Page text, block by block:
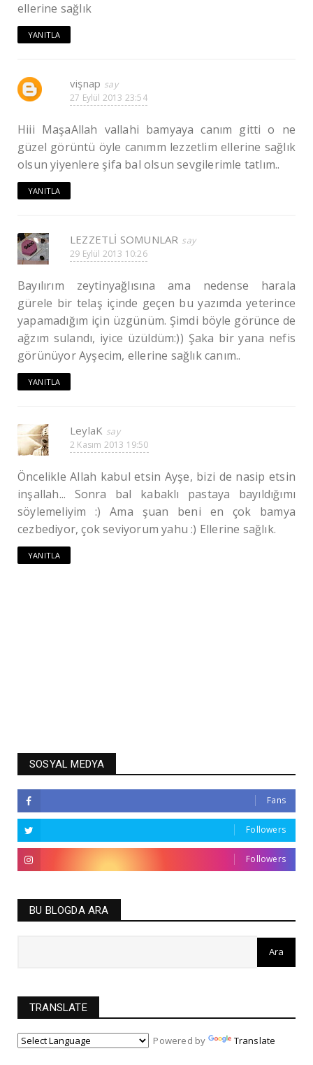
ellerine sağlık
YANITLA
vişnap
27 Eylül 2013 23:54
Hiii MaşaAllah vallahi bamyaya canım gitti o ne
güzel görüntü öyle canımm lezzetlim ellerine sağlık
olsun yiyenlere şifa bal olsun sevgilerimle tatlım..
YANITLA
LEZZETLİ SOMUNLAR
29 Eylül 2013 10:26
Bayılırım zeytinyağlısına ama nedense harala
gürele bir telaş içinde geçen bu yazımda yeterince
yapamadığım için üzgünüm. Şimdi böyle görünce de
ağzım sulandı, iyice üzüldüm:)) Şaka bir yana nefis
görünüyor Ayşecim, ellerine sağlık canım..
YANITLA
LeylaK
2 Kasım 2013 19:50
Öncelikle Allah kabul etsin Ayşe, bizi de nasip etsin
inşallah... Sonra bal kabaklı pastaya bayıldığımı
söylemeliyim :) Ama şuan beni en çok bamya
cezbediyor, çok seviyorum yahu :) Ellerine sağlık.
YANITLA
SOSYAL MEDYA
Fans
Followers
Followers
BU BLOGDA ARA
TRANSLATE
Powered by Translate